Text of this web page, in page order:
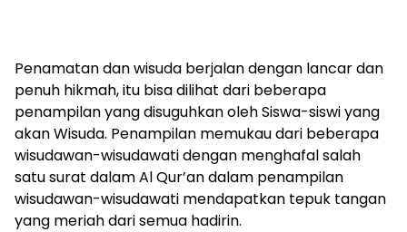
Penamatan dan wisuda berjalan dengan lancar dan
penuh hikmah, itu bisa dilihat dari beberapa
penampilan yang disuguhkan oleh Siswa-siswi yang
akan Wisuda. Penampilan memukau dari beberapa
wisudawan-wisudawati dengan menghafal salah
satu surat dalam Al Qur’an dalam penampilan
wisudawan-wisudawati mendapatkan tepuk tangan
yang meriah dari semua hadirin.